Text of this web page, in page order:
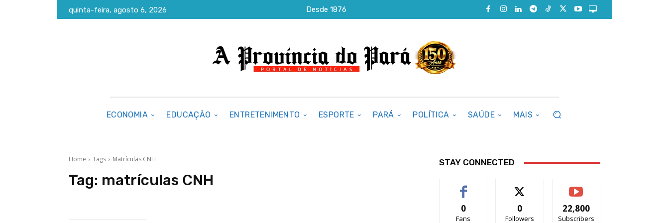
quinta-feira, agosto 6, 2026 Desde 1876
ECONOMIA EDUCAÇÃO ENTRETENIMENTO ESPORTE PARÁ POLÍTICA SAÚDE MAIS
Home Tags Matrículas CNH
Tag: matrículas CNH
STAY CONNECTED
0
Fans
0
Followers
22,800
Subscribers